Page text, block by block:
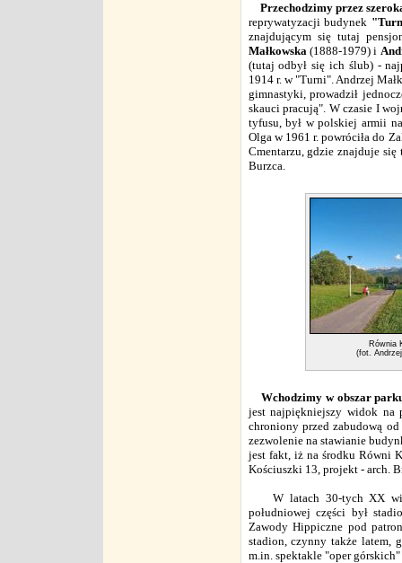
Przechodzimy przez
reprywatyzacji budynek
znajdującym się tutaj
Małkowska(1888-1979) i
(tutaj odbył się ich ślub) -
1914 r. w "Turni". Andrzej
gimnastyki, prowadził
skauci pracują". W czasie I
tyfusu, był w polskiej armii
Olga w 1961 r. powróciła do
Cmentarzu, gdzie znajduje
Burzca.
Równia
(fot.
Wchodzimy w obszar
jest najpiękniejszy widok na
chroniony przed zabudową
zezwolenie na stawianie
jest fakt, iż na środku Równi
Kościuszki 13, projekt - arch.
W latach 30-tych XX
południowej części był
Zawody Hippiczne pod
stadion, czynny także latem,
m.in. spektakle "oper